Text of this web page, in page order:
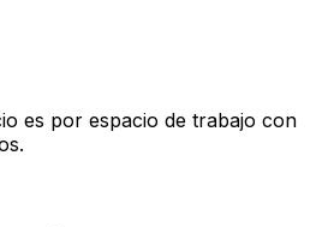
es por espacio de trabajo con